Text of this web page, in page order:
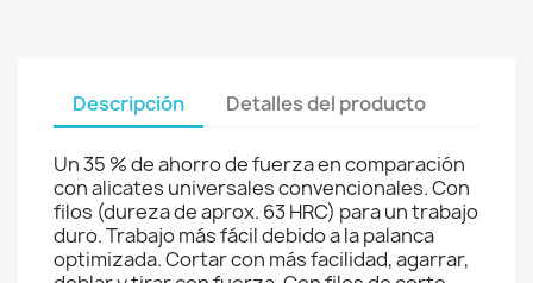
Descripción Detalles del producto
Un 35 % de ahorro de fuerza en comparación
con alicates universales convencionales. Con
filos (dureza de aprox. 63 HRC) para un trabajo
duro. Trabajo más fácil debido a la palanca
optimizada. Cortar con más facilidad, agarrar,